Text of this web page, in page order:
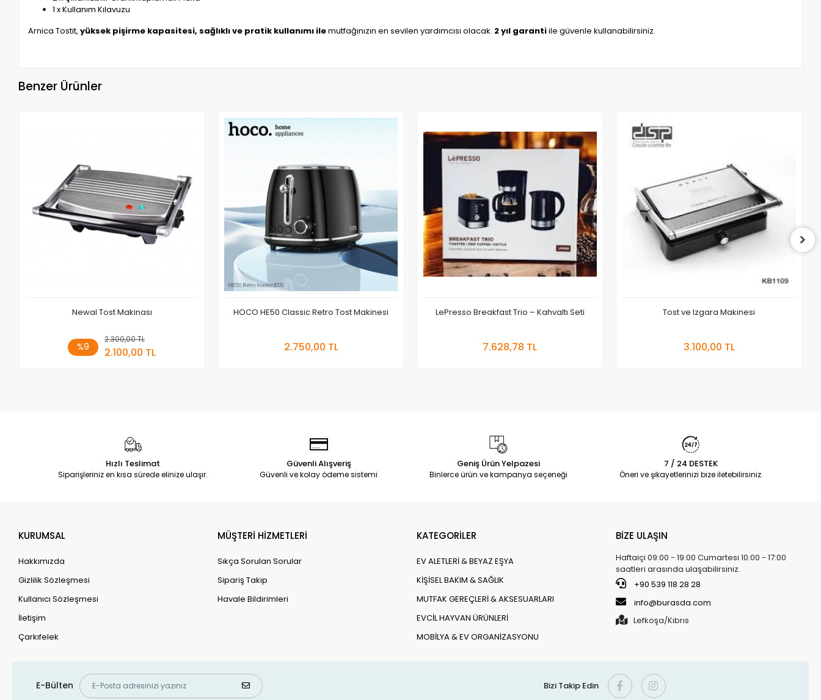
1 x Kullanım Kılavuzu
Arnica Tostit,yüksek pişirme kapasitesi, sağlıklı ve pratik kullanımı ilemutfağınızın en sevilen yardımcısı olacak. 2 yıl garantiile güvenle kullanabilirsiniz.
Benzer Ürünler
Newal Tost Makinası
%9
2.300,00 TL
2.100,00 TL
Sepete Ekle
HOCO HE50 Classic Retro Tost Makinesi
2.750,00 TL
LePresso Breakfast Trio – Kahvaltı Seti
7.628,78 TL
Tost ve Izgara Makinesi
3.100,00 TL
Hızlı Teslimat
Siparişleriniz en kısa sürede elinize ulaşır.
Güvenli Alışveriş
Güvenli ve kolay ödeme sistemi
Geniş Ürün Yelpazesi
Binlerce ürün ve kampanya seçeneği
7 / 24 DESTEK
Öneri ve şikayetlerinizi bize iletebilirsiniz.
KURUMSAL
Hakkımızda
Gizlilik Sözleşmesi
Kullanıcı Sözleşmesi
İletişim
Çarkıfelek
MÜŞTERİ HİZMETLERİ
Sıkça Sorulan Sorular
Sipariş Takip
Havale Bildirimleri
KATEGORİLER
EV ALETLERİ & BEYAZ EŞYA
KİŞİSEL BAKIM & SAĞLIK
MUTFAK GEREÇLERİ & AKSESUARLARI
EVCİL HAYVAN ÜRÜNLERİ
MOBİLYA & EV ORGANİZASYONU
BİZE ULAŞIN
Haftaiçi 09:00 - 19:00 Cumartesi 10:00 - 17:00
saatleri arasında ulaşabilirsiniz.
+90 539 118 28 28
info@burasda.com
Lefkoşa/Kıbrıs
E-Bülten Bizi Takip Edin